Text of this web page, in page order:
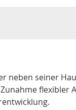
neben seiner